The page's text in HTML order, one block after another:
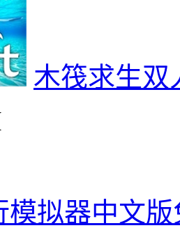
木筏求生双
模拟器中文